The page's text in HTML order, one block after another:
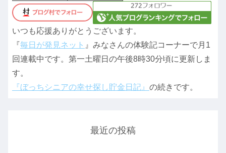
いつも応援ありがとうございます。
『毎日が発見ネット 』みなさんの体験記コーナーで月1
回連載中です。第一土曜日の午後8時30分頃に更新しま
す。
『ぼっちシニアの幸せ探し貯金日記』 の続きです。
最近の投稿